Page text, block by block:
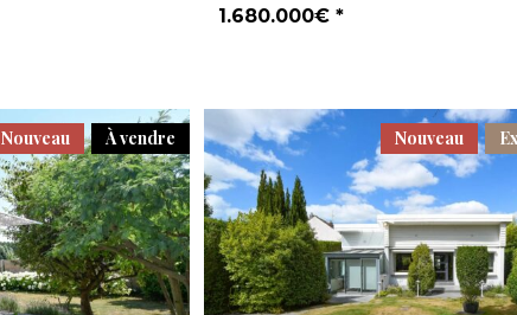
1.680.000€ *
À vendre
Nouveau Nouveau